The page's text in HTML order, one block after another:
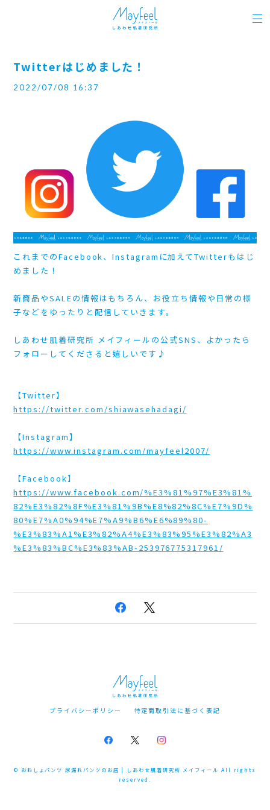
Twitterはじめました！
2022/07/08 16:37
これまでのFacebook、Instagramに加えてTwitterもはじ
めました！
新商品やSALEの情報はもちろん、お役立ち情報や日常の様
子などをゆったりと配信していきます。
しあわせ肌着研究所 メイフィールの公式SNS、よかったら
フォローしてくださると嬉しいです♪
【Twitter】
https://twitter.com/shiawasehadagi/
【Instagram】
https://www.instagram.com/mayfeel2007/
【Facebook】
https://www.facebook.com/%E3%81%97%E3%81%
82%E3%82%8F%E3%81%9B%E8%82%8C%E7%9D%
80%E7%A0%94%E7%A9%B6%E6%89%80-
%E3%83%A1%E3%82%A4%E3%83%95%E3%82%A3
%E3%83%BC%E3%83%AB-253976775317961/
プライバシーポリシー 特定商取引法に基づく表記
© おねしょパンツ 尿漏れパンツのお店 | しあわせ肌着研究所 メイフィール All rights
reserved.